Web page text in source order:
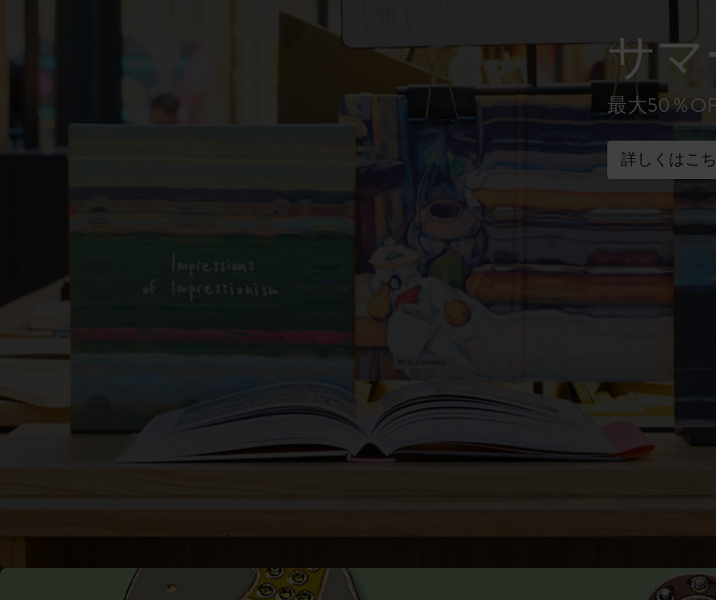
Mardi Mercredi × モレスキン
ハリー・ポッターの呪文コレクションサ
最大50％
詳しくはこ